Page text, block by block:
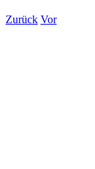
Zurück Vor